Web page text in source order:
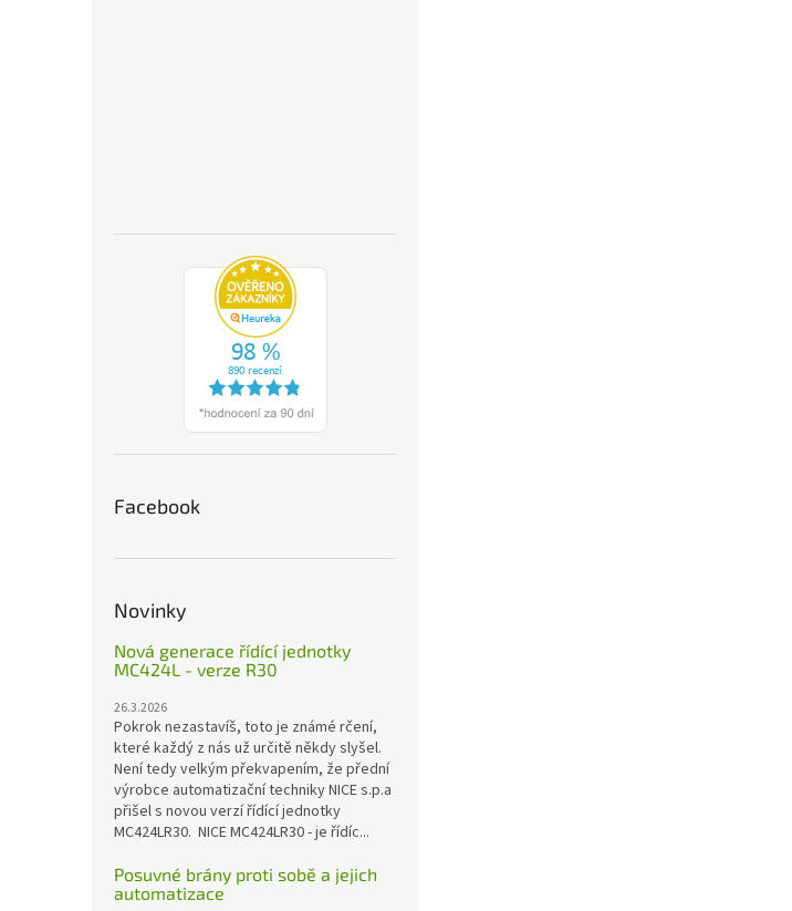
Facebook
Novinky
Nová generace řídící jednotky
MC424L - verze R30
26.3.2026
Pokrok nezastavíš, toto je známé rčení,
které každý z nás už určitě někdy slyšel.
Není tedy velkým překvapením, že přední
výrobce automatizační techniky NICE s.p.a
přišel s novou verzí řídící jednotky
MC424LR30. NICE MC424LR30 - je řídíc...
Posuvné brány proti sobě a jejich
automatizace